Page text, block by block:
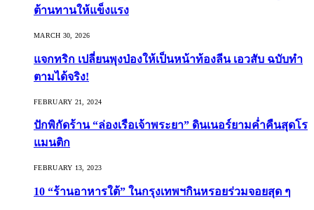
ต้านทานให้แข็งแรง
MARCH 30, 2026
แจกทริก เปลี่ยนพุงป่องให้เป็นหน้าท้องลีน เอวสับ ฉบับทำ
ตามได้จริง!
FEBRUARY 21, 2024
ปักพิกัดร้าน “ล่องเรือเจ้าพระยา” ดินเนอร์ยามค่ำคืนสุดโร
แมนติก
FEBRUARY 13, 2023
10 “ร้านอาหารใต้” ในกรุงเทพฯกินหรอยร่วมจอยสุด ๆ